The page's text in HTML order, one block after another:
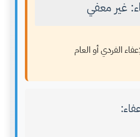
غير معفي
الفردي أو العام